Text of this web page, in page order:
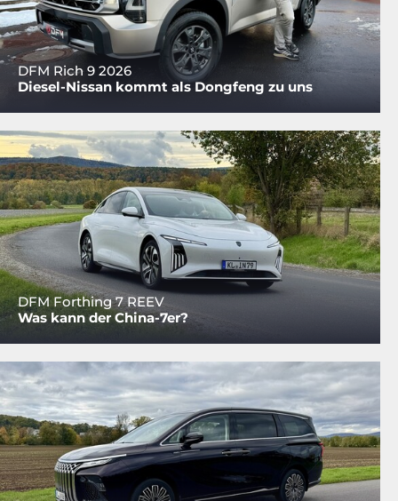
DFM Rich 9 2026
Diesel-Nissan kommt als Dongfeng zu uns
DFM Forthing 7 REEV
Was kann der China-7er?